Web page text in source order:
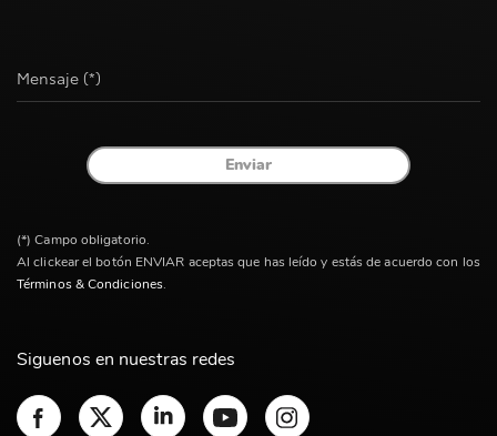
Siguenos en nuestras redes
Mensaje (*)
Enviar
(*) Campo obligatorio.
Al clickear el botón ENVIAR aceptas que has leído y estás de acuerdo con los
Términos & Condiciones.